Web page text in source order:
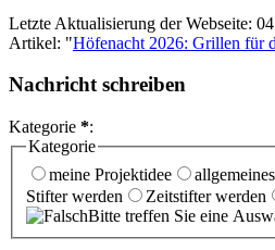
Letzte Aktualisierung der Webseite:
Artikel: "Höfenacht 2026: Grillen für
Nachricht schreiben
Kategorie *:
Kategorie
meine Projektidee
Stifter werden
Zeitstifter werden
Bitte treffen Sie eine